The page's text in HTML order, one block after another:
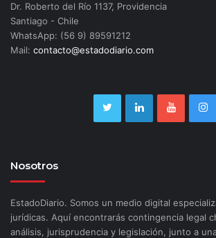
Dr. Roberto del Río 1137, Providencia
Santiago - Chile
WhatsApp: (56 9) 89591212
Mail: contacto@estadodiario.com
Nosotros
EstadoDiario. Somos un medio digital
jurídicas. Aquí encontrarás contingencia legal
análisis, jurisprudencia y legislación, junto a